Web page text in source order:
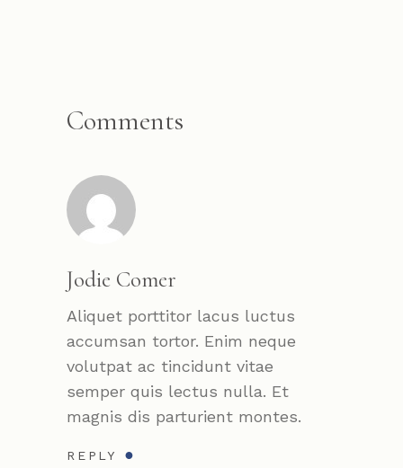
Comments
Jodie Comer
Aliquet porttitor lacus luctus
accumsan tortor. Enim neque
volutpat ac tincidunt vitae
semper quis lectus nulla. Et
magnis dis parturient montes.
REPLY